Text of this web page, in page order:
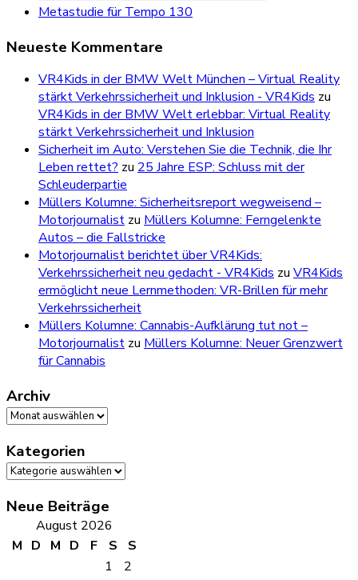
Metastudie für Tempo 130
Neueste Kommentare
VR4Kids in der BMW Welt München – Virtual Reality
stärkt Verkehrssicherheit und Inklusion - VR4Kids zu
VR4Kids in der BMW Welt erlebbar: Virtual Reality
stärkt Verkehrssicherheit und Inklusion
Sicherheit im Auto: Verstehen Sie die Technik, die Ihr
Leben rettet? zu 25 Jahre ESP: Schluss mit der
Schleuderpartie
Müllers Kolumne: Sicherheitsreport wegweisend –
Motorjournalist zu Müllers Kolumne: Ferngelenkte
Autos – die Fallstricke
Motorjournalist berichtet über VR4Kids:
Verkehrssicherheit neu gedacht - VR4Kids zu VR4Kids
ermöglicht neue Lernmethoden: VR-Brillen für mehr
Verkehrssicherheit
Müllers Kolumne: Cannabis-Aufklärung tut not –
Motorjournalist zu Müllers Kolumne: Neuer Grenzwert
für Cannabis
Archiv
Archiv
Kategorien
Kategorien
Neue Beiträge
August 2026
M D M D F S
S
1
2